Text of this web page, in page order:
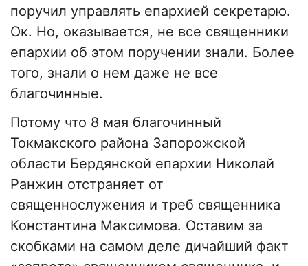
поручил управлять епархией секретарю.
Ок. Но, оказывается, не все священники
епархии об этом поручении знали. Более
того, знали о нем даже не все
благочинные.
Потому что 8 мая благочинный
Токмакского района Запорожской
области Бердянской епархии Николай
Ранжин отстраняет от
священнослужения и треб священника
Константина Максимова. Оставим за
скобками на самом деле дичайший факт